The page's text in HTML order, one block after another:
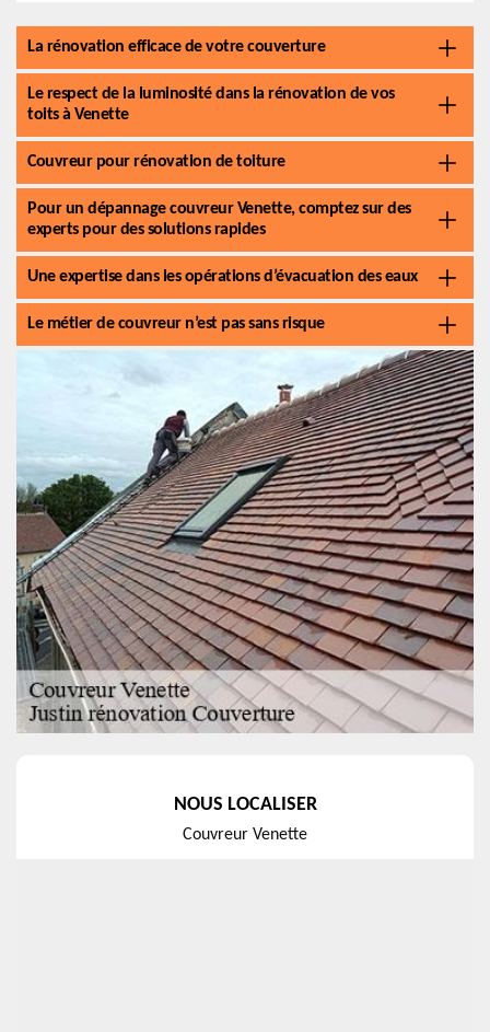
La rénovation efficace de votre couverture
Le respect de la luminosité dans la rénovation de vos
toits à Venette
Couvreur pour rénovation de toiture
Pour un dépannage couvreur Venette, comptez sur des
experts pour des solutions rapides
Une expertise dans les opérations d’évacuation des eaux
Le métier de couvreur n’est pas sans risque
NOUS LOCALISER
Couvreur Venette